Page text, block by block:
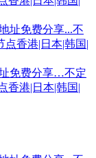
址免费分享…不定
香港|日本|韩国|